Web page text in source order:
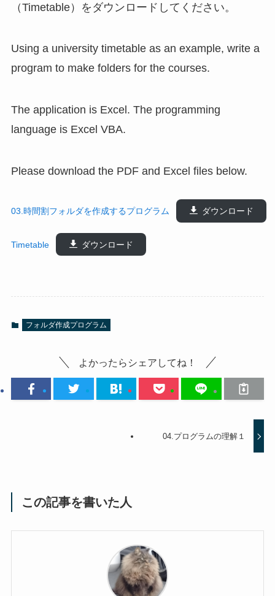
（Timetable）をダウンロードしてください。
Using a university timetable as an example, write a
program to make folders for the courses.
The application is Excel. The programming
language is Excel VBA.
Please download the PDF and Excel files below.
03.時間割フォルダを作成するプログラム ダウンロード
Timetable ダウンロード
フォルダ作成プログラム
よかったらシェアしてね！
04.プログラムの理解１
この記事を書いた人